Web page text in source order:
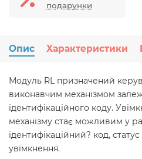
подарунки
Опис Характеристики
Модуль RL призначений
виконавчим механізмом
ідентифікаційного коду.
механізму стає можливим у
ідентифікаційний? код,
увімкнення.